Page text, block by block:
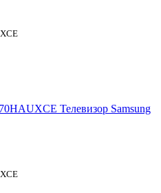
Телевизор Samsung